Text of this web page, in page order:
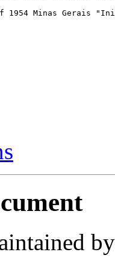
1954 Minas Gerais